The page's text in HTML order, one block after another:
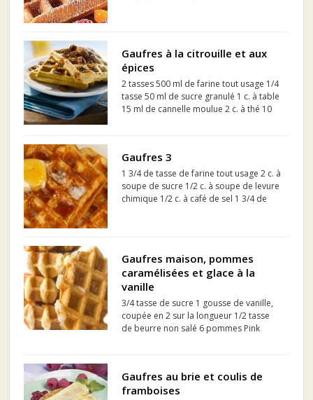
Gaufres à la citrouille et aux
épices
2 tasses 500 ml de farine tout usage 1/4
tasse 50 ml de sucre granulé 1 c. à table
15 ml de cannelle moulue 2 c. à thé 10
gingembre moulu 1 c. à thé 5 ml de
bicarb...
Gaufres 3
1 3/4 de tasse de farine tout usage 2 c. à
soupe de sucre 1/2 c. à soupe de levure
chimique 1/2 c. à café de sel 1 3/4 de
1 c. à café d'extrait de vanille Huile ...
Gaufres maison, pommes
caramélisées et glace à la
vanille
3/4 tasse de sucre 1 gousse de vanille,
coupée en 2 sur la longueur 1/2 tasse
de beurre non salé 6 pommes Pink
raisins secs 1/4 tasse de crème à
Gaufres au brie et coulis de
framboises